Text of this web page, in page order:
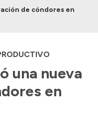
de cóndores en
una nueva
en